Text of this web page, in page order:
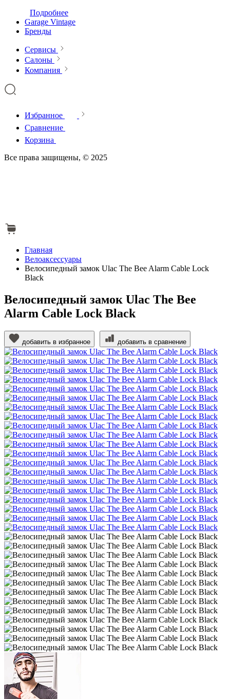
Подробнее
Garage Vintage
Бренды
Сервисы
Салоны
Компания
Избранное
Сравнение
Корзина
Все права защищены, © 2025
Главная
Велоаксессуары
Велосипедный замок Ulac The Bee Alarm Cable Lock
Black
Велосипедный замок Ulac The Bee
Alarm Cable Lock Black
добавить в избранное добавить в сравнение